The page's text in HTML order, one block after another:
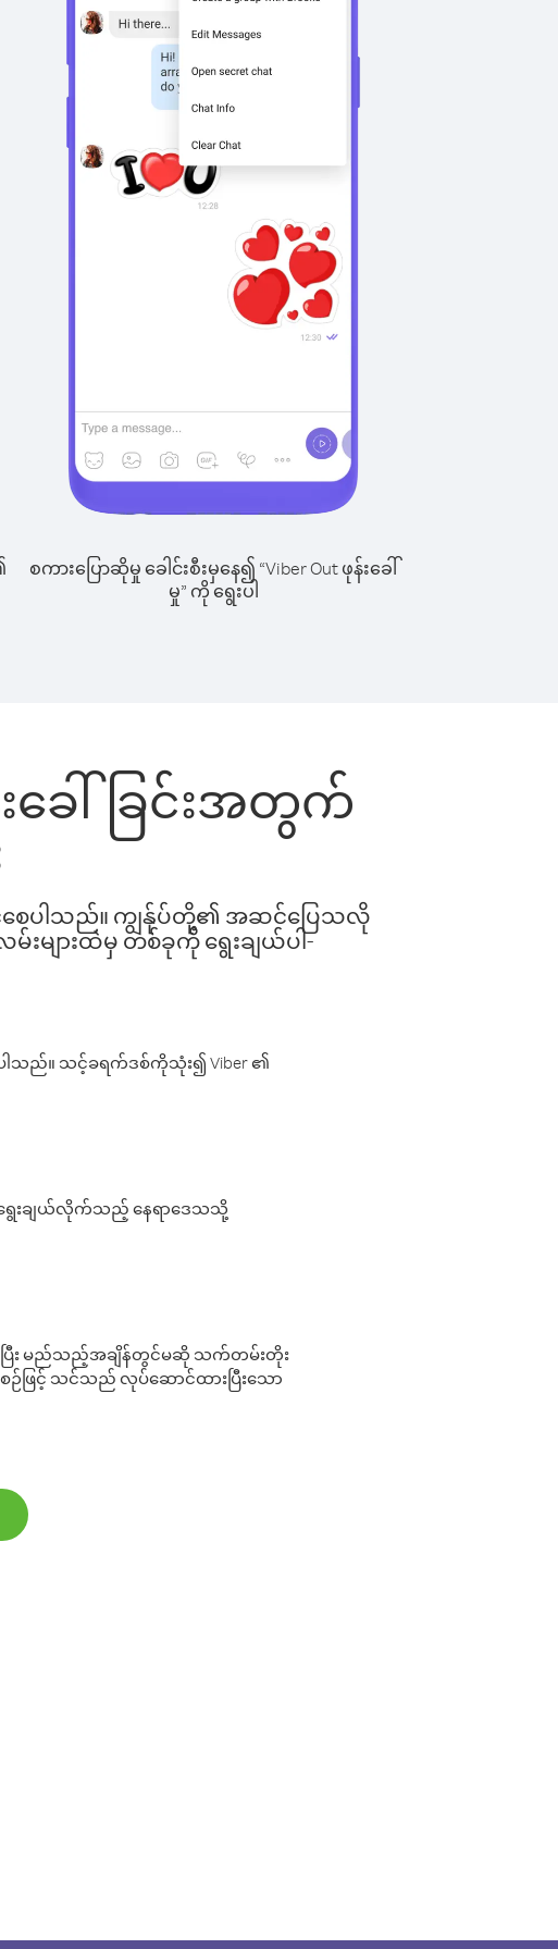
စကားပြောဆိုမှု ခေါင်းစီးမှနေ၍ “Viber Out ဖုန်းခေါ်
မှု” ကို ရွေးပါ
းခေါ်ခြင်းအတွက်
င်စေပါသည်။ ကျွန်ုပ်တို့၏ အဆင်ပြေသလို
းများထဲမှ တစ်ခုကို ရွေးချယ်ပါ-
သည်။ သင့်ခရက်ဒစ်ကိုသုံး၍ Viber ၏
ရွေးချယ်လိုက်သည့် နေရာဒေသသို့
နိုင်ပြီး မည်သည့်အချိန်တွင်မဆို သက်တမ်းတိုး
ဖြင့် သင်သည် လုပ်ဆောင်ထားပြီးသော